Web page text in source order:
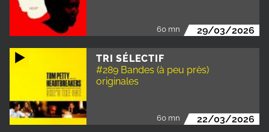
60 mn 29/03/2026
TRI SÉLECTIF
#289 Bandes (à peu près)
originales
60 mn 22/03/2026